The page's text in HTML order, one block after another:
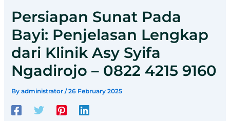
Persiapan Sunat Pada
Bayi: Penjelasan Lengkap
dari Klinik Asy Syifa
Ngadirojo – 0822 4215 9160
Byadministrator/26 February 2025